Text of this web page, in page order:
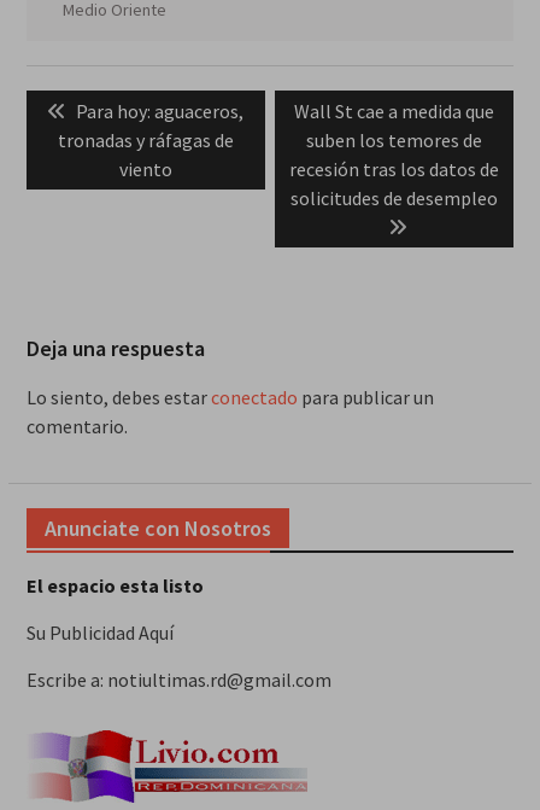
Medio Oriente
Navegación
de
entradas
Previous
post:
Para hoy: aguaceros,
tronadas y ráfagas de
viento
Next
post:
Wall St cae a medida que
suben los temores de
recesión tras los datos de
solicitudes de desempleo
Deja una respuesta
Lo siento, debes estarconectado para publicar un
comentario.
Anunciate con Nosotros
El espacio esta listo
Su Publicidad Aquí
Escribe a: notiultimas.rd@gmail.com